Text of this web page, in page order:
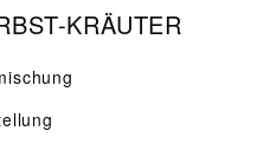
KRÄUTER